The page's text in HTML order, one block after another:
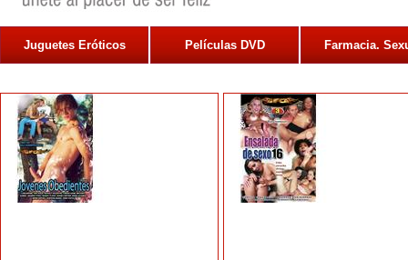
Juguetes Eróticos Películas DVD Farmacia.